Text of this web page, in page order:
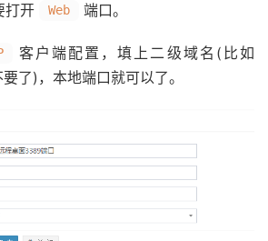
打开 Web 端口。
客户端配置，填上二级域名(比如
了)，本地端口就可以了。